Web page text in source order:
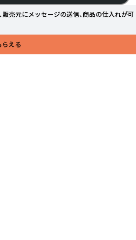
売元にメッセージの送信、商品の仕入れが可
らえる